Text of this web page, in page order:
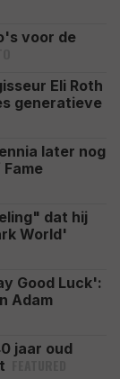
voor de
Eli Roth
generatieve
later nog
dat hij
World'
Good Luck':
Adam
jaar oud